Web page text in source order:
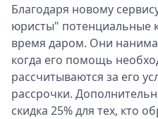
Благодаря новому
юристы" потенциальные
время даром. Они
когда его помощь
рассчитываются за его
рассрочки.
скидка 25% для тех, кто